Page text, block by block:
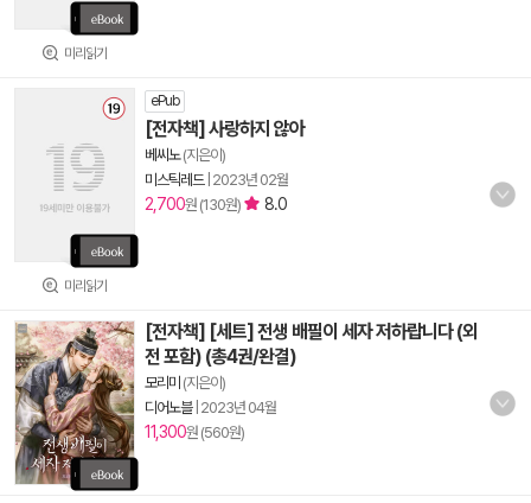
미리읽기
미리읽기
ePub
[전자책] 사랑하지 않아
베씨노(지은이)
미스틱레드| 2023년 02월
2,700원 (130원) 8.0
[전자책] [세트] 전생 배필이 세자 저하랍니다 (외
전 포함) (총4권/완결)
모리미 (지은이)
디어노블| 2023년 04월
11,300원 (560원)